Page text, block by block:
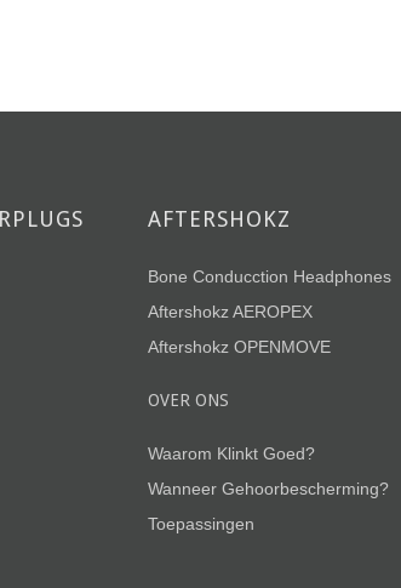
AFTERSHOKZ
Bone Conducction Headphones
Aftershokz AEROPEX
Aftershokz OPENMOVE
OVER ONS
Waarom Klinkt Goed?
Wanneer Gehoorbescherming?
Toepassingen